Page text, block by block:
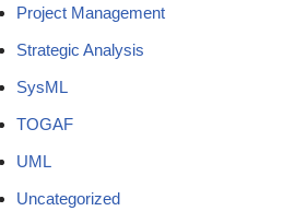
Project Management
Strategic Analysis
SysML
TOGAF
UML
Uncategorized